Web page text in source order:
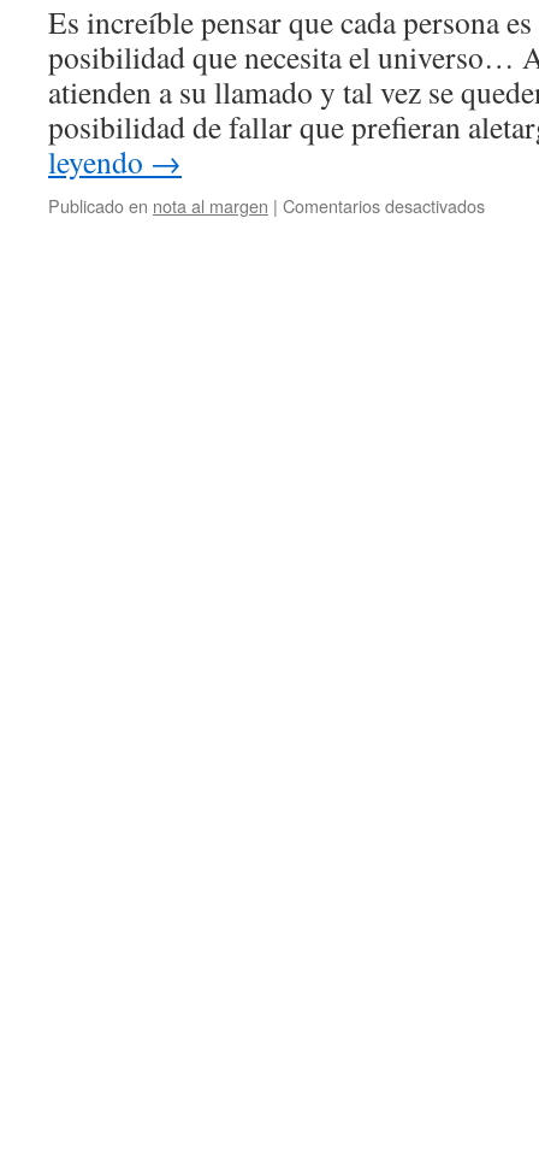
Es increíble pensar que cada persona
posibilidad que necesita el universo…
atienden a su llamado y tal vez se
posibilidad de fallar que prefieran
leyendo →
Publicado en nota al margen | Comentarios desactivadosen